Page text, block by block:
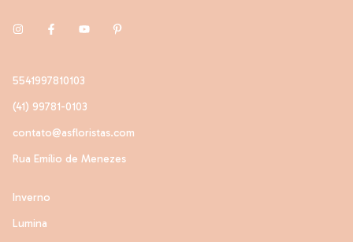
5541997810103
(41) 99781-0103
contato@asfloristas.com
Rua Emílio de Menezes
Inverno
Lumina